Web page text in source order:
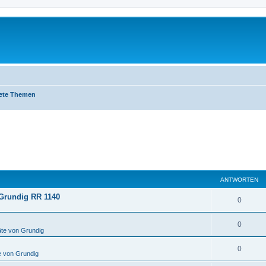
Themen
ANTWORTEN
RR 1140 0A
n
w
o
von Grundig
0A
n
von Grundig
0A
n